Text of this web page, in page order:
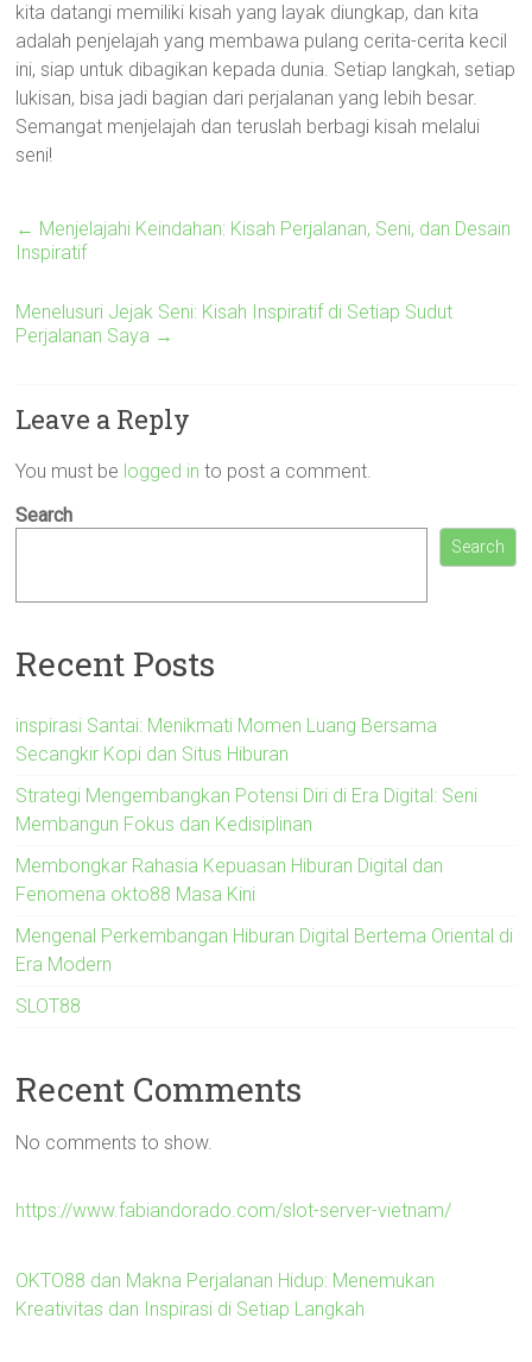
kita datangi memiliki kisah yang layak diungkap, dan kita
adalah penjelajah yang membawa pulang cerita-cerita kecil
ini, siap untuk dibagikan kepada dunia. Setiap langkah, setiap
lukisan, bisa jadi bagian dari perjalanan yang lebih besar.
Semangat menjelajah dan teruslah berbagi kisah melalui
seni!
← Menjelajahi Keindahan: Kisah Perjalanan, Seni, dan Desain
Inspiratif
Menelusuri Jejak Seni: Kisah Inspiratif di Setiap Sudut
Perjalanan Saya →
Leave a Reply
You must be logged in to post a comment.
Search
Search
Recent Posts
inspirasi Santai: Menikmati Momen Luang Bersama
Secangkir Kopi dan Situs Hiburan
Strategi Mengembangkan Potensi Diri di Era Digital: Seni
Membangun Fokus dan Kedisiplinan
Membongkar Rahasia Kepuasan Hiburan Digital dan
Fenomena okto88 Masa Kini
Mengenal Perkembangan Hiburan Digital Bertema Oriental di
Era Modern
SLOT88
Recent Comments
No comments to show.
https://www.fabiandorado.com/slot-server-vietnam/
OKTO88 dan Makna Perjalanan Hidup: Menemukan
Kreativitas dan Inspirasi di Setiap Langkah